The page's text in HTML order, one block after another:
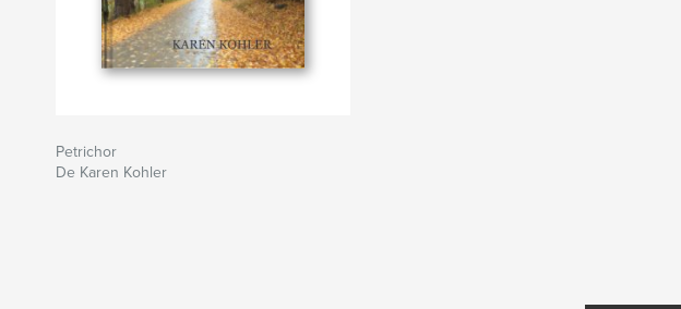
Petrichor
De Karen Kohler